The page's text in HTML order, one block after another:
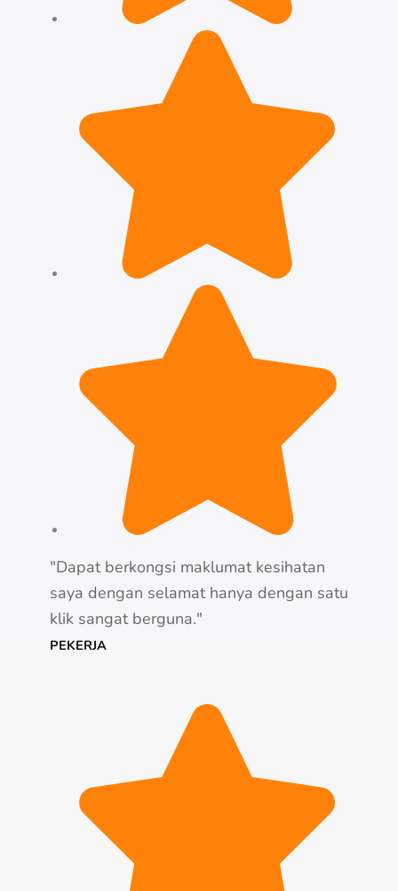
"Dapat berkongsi maklumat kesihatan
saya dengan selamat hanya dengan satu
klik sangat berguna."
PEKERJA